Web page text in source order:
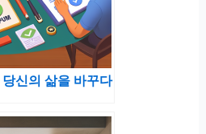
신의 삶을 바꾸다